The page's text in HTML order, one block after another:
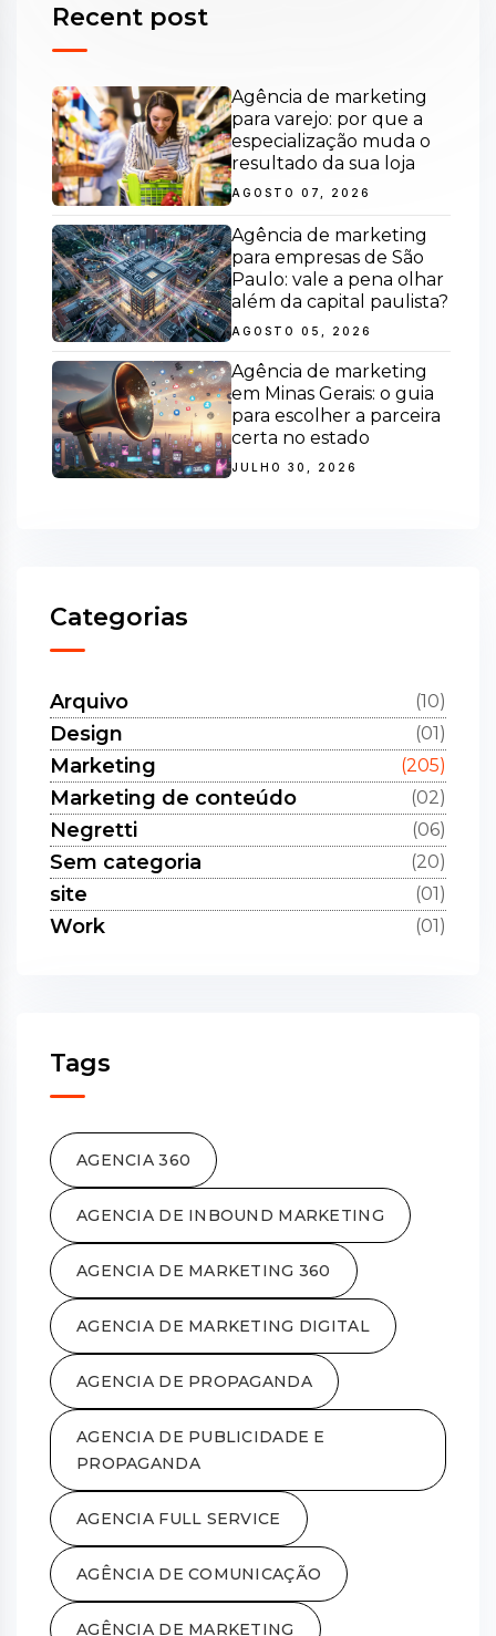
Recent post
Agência de marketing
para varejo: por que a
especialização muda o
resultado da sua loja
AGOSTO 07, 2026
Agência de marketing
para empresas de São
Paulo: vale a pena olhar
além da capital paulista?
AGOSTO 05, 2026
Agência de marketing
em Minas Gerais: o guia
para escolher a parceira
certa no estado
JULHO 30, 2026
Categorias
Arquivo (10)
Design (01)
Marketing (205)
Marketing de conteúdo (02)
Negretti (06)
Sem categoria (20)
site (01)
Work (01)
Tags
AGENCIA 360
AGENCIA DE INBOUND MARKETING
AGENCIA DE MARKETING 360
AGENCIA DE MARKETING DIGITAL
AGENCIA DE PROPAGANDA
AGENCIA DE PUBLICIDADE E
PROPAGANDA
AGENCIA FULL SERVICE
AGÊNCIA DE COMUNICAÇÃO
AGÊNCIA DE MARKETING